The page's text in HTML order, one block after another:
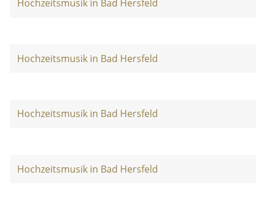
Hochzeitsmusik in Bad Hersfeld
Hochzeitsmusik in Bad Hersfeld
Hochzeitsmusik in Bad Hersfeld
Hochzeitsmusik in Bad Hersfeld